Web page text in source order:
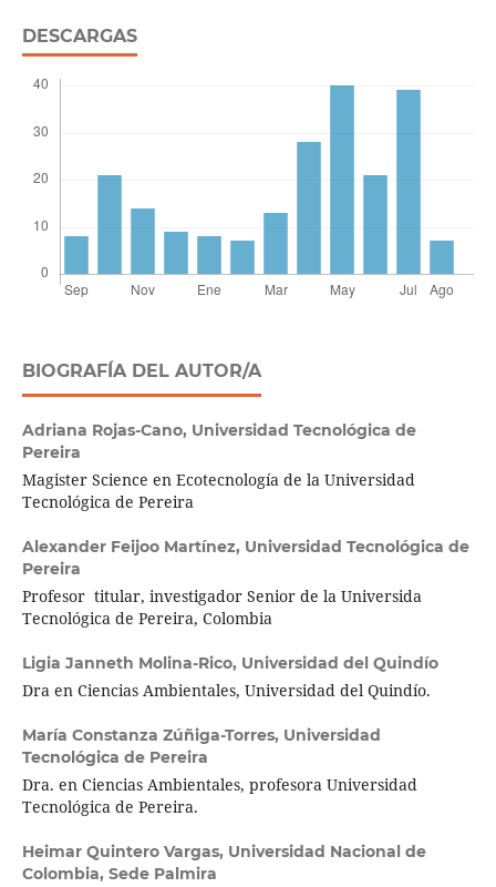
DESCARGAS
BIOGRAFÍA DEL AUTOR/A
Adriana Rojas-Cano, Universidad Tecnológica de
Pereira
Magister Science en Ecotecnología de la Universidad
Tecnológica de Pereira
Alexander Feijoo Martínez, Universidad Tecnológica de
Pereira
Profesor titular, investigador Senior de la Universida
Tecnológica de Pereira, Colombia
Ligia Janneth Molina-Rico, Universidad del Quindío
Dra en Ciencias Ambientales, Universidad del Quindío.
María Constanza Zúñiga-Torres, Universidad
Tecnológica de Pereira
Dra. en Ciencias Ambientales, profesora Universidad
Tecnológica de Pereira.
Heimar Quintero Vargas, Universidad Nacional de
Colombia, Sede Palmira